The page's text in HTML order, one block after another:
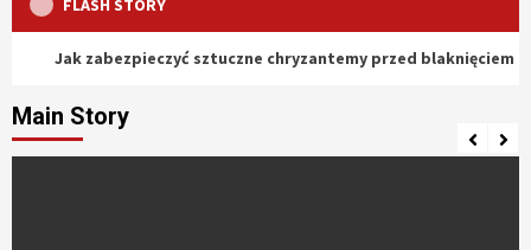
FLASH STORY
Jak zabezpieczyć sztuczne chryzantemy przed blaknięciem na
Main Story